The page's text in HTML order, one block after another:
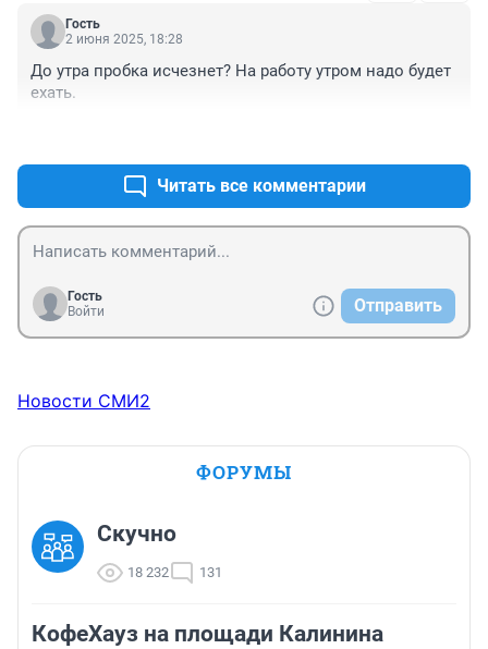
Гость
2 июня 2025, 18:28
До утра пробка исчезнет? На работу утром надо будет
ехать.
Читать все комментарии
Гость
Войти
Отправить
Новости СМИ2
ФОРУМЫ
Скучно
18 232 131
КофеХауз на площади Калинина